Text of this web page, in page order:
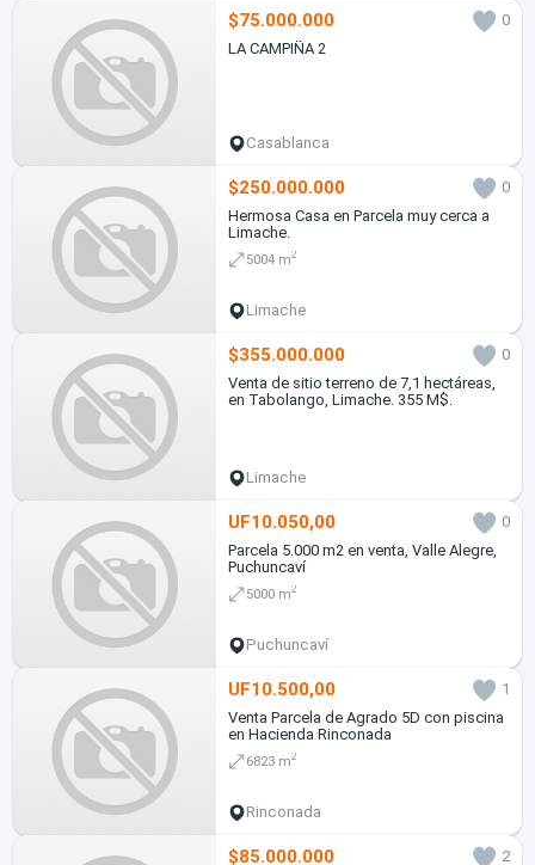
$75.000.000
0
LA CAMPIÑA 2
Casablanca
$250.000.000
0
Hermosa Casa en Parcela muy cerca a
Limache.
5004 m2
Limache
$355.000.000
0
Venta de sitio terreno de 7,1 hectáreas,
en Tabolango, Limache. 355 M$.
Limache
UF10.050,00
0
Parcela 5.000 m2 en venta, Valle Alegre,
Puchuncaví
5000 m2
Puchuncaví
UF10.500,00
1
Venta Parcela de Agrado 5D con piscina
en Hacienda Rinconada
6823 m2
Rinconada
$85.000.000 2